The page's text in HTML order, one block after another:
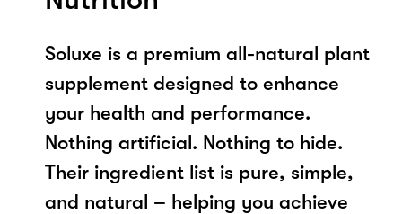
Soluxe is a premium all-natural plant
supplement designed to enhance
your health and performance.
Nothing artificial. Nothing to hide.
Their ingredient list is pure, simple,
and natural – helping you achieve